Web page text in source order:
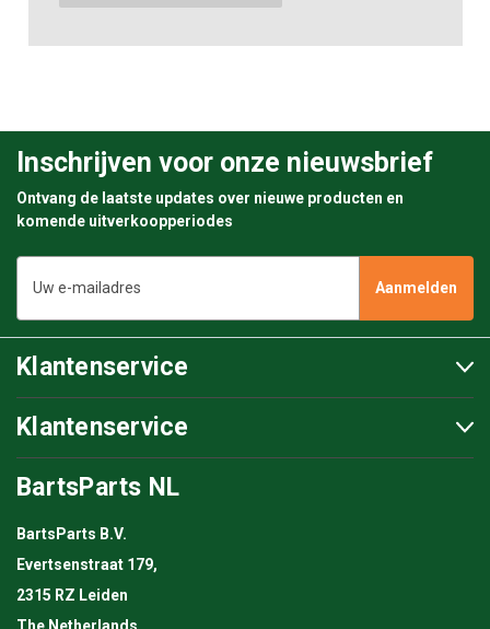
Inschrijven voor onze nieuwsbrief
Ontvang de laatste updates over nieuwe producten en
komende uitverkoopperiodes
mailadres
Klantenservice
Klantenservice
BartsParts NL
BartsParts B.V.
Evertsenstraat 179,
2315 RZ Leiden